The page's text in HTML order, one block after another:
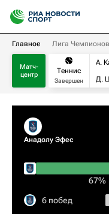
Главное Лига Чемпионов
Матч-
центр
Теннис
Завершен
А.
Д.
Анадолу Эфес
67%
6 побед